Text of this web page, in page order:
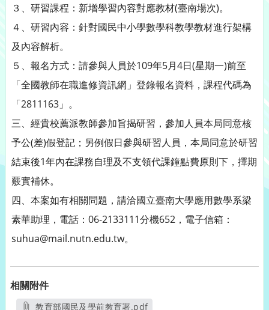
３、研習課程：新增學習內容對應教材(臺南場次)。
４、研習內容：針對國民中小學數學科教學教材進行架構
及內容解析。
５、報名方式：請參與人員於109年5月4日(星期一)前至
「全國教師在職進修資訊網」登錄報名資料，課程代碼為
「2811163」。
三、經貴校薦派教師參加旨揭研習，參加人員本局同意核
予公(差)假登記；另例假日參與研習人員，本局同意於研習
結束後1年內在課務自理及不支領代課鐘點費原則下，擇期
覈實補休。
四、本案如有相關問題，請洽國立臺南大學應用數學系梁
素華助理，電話：06-2133111分機652，電子信箱：
suhua@mail.nutn.edu.tw。
相關附件
教育部國民及學前教育署.pdf